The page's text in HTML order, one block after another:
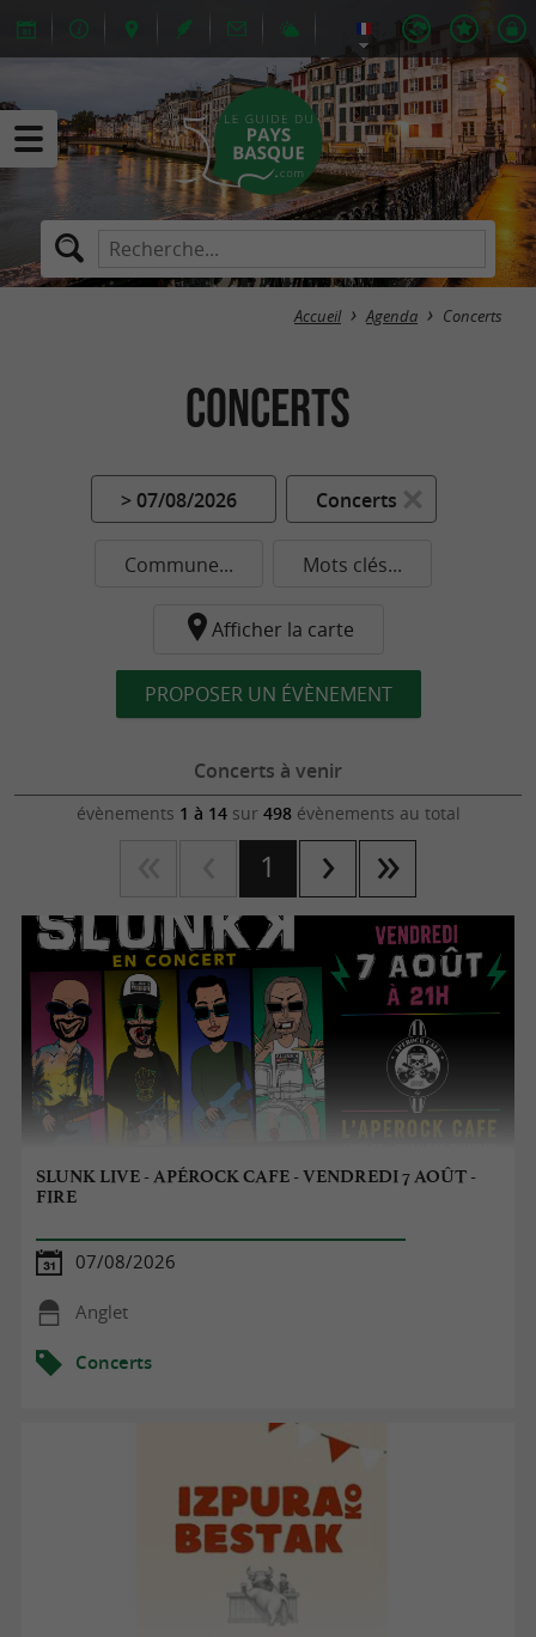
Accueil Agenda Concerts
Concerts
> 07/08/2026 Concerts
Commune... Mots clés...
Afficher la carte
PROPOSER UN ÉVÈNEMENT
Concerts à venir
évènements 1 à 14sur 498évènements au total
1
SLUNK LIVE - APÉROCK CAFE - VENDREDI 7 AOÛT -
FIRE
07/08/2026
Anglet
Concerts